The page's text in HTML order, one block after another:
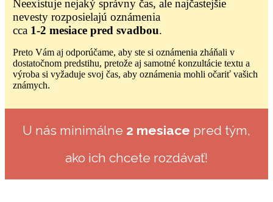
Neexistuje nejaký správny čas, ale najčastejšie
nevesty rozposielajú oznámenia
cca 1-2 mesiace pred svadbou.
Preto Vám aj odporúčame, aby ste si oznámenia zháňali v
dostatočnom predstihu, pretože aj samotné konzultácie textu a
výroba si vyžaduje svoj čas, aby oznámenia mohli očariť vašich
známych.
U nás minimálne 2 mesiace pred tým,
ako ich chcete rozdávať!